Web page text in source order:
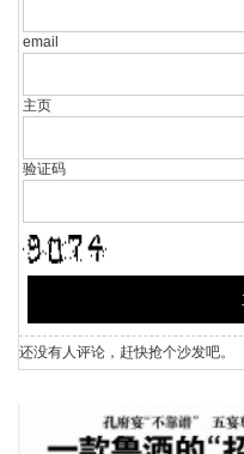
email
主页
验证码
还没有人评论，赶快抢个沙发吧。